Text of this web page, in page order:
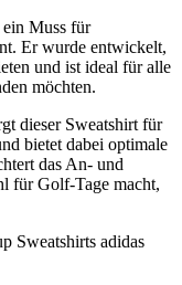
Muss für
Er wurde entwickelt,
und ist ideal für alle
möchten.
dieser Sweatshirt für
bietet dabei optimale
das An- und
für Golf-Tage macht,
Sweatshirts adidas